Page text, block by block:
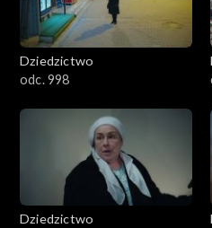
Dziedzictwo
odc. 998
Dziedzictwo